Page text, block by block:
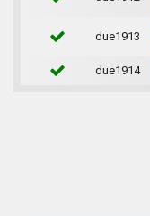
due1913
due1914